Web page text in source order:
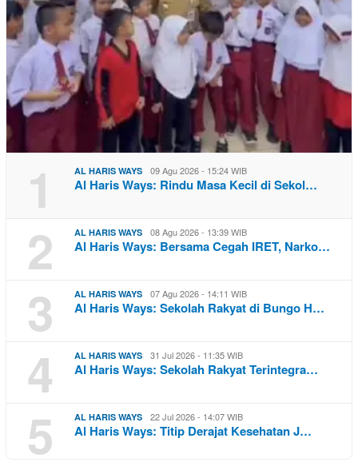
1 AL HARIS WAYS 09 Agu 2026 - 15:24 WIB
Al Haris Ways: Rindu Masa Kecil di Sekol…
2 AL HARIS WAYS 08 Agu 2026 - 13:39 WIB
Al Haris Ways: Bersama Cegah IRET, Narko…
3 AL HARIS WAYS 07 Agu 2026 - 14:11 WIB
Al Haris Ways: Sekolah Rakyat di Bungo H…
4 AL HARIS WAYS 31 Jul 2026 - 11:35 WIB
Al Haris Ways: Sekolah Rakyat Terintegra…
5 AL HARIS WAYS 22 Jul 2026 - 14:07 WIB
Al Haris Ways: Titip Derajat Kesehatan J…